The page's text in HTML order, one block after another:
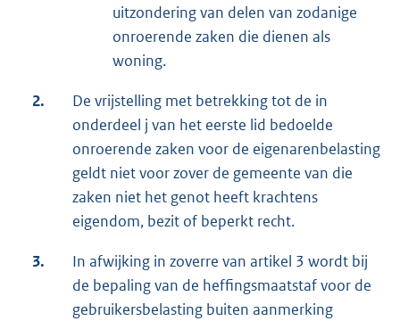
uitzondering van delen van zodanige
onroerende zaken die dienen als
woning.
2.
De vrijstelling met betrekking tot de in
onderdeel j van het eerste lid bedoelde
onroerende zaken voor de eigenarenbelasting
geldt niet voor zover de gemeente van die
zaken niet het genot heeft krachtens
eigendom, bezit of beperkt recht.
3.
In afwijking in zoverre van artikel 3 wordt bij
de bepaling van de heffingsmaatstaf voor de
gebruikersbelasting buiten aanmerking